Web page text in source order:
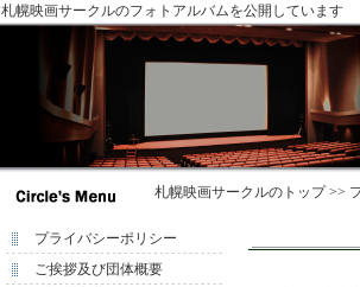
札幌映画サークルのフォトアルバムを公開しています
札幌映画サークルのトップ >>
プライバシーポリシー
ご挨拶及び団体概要